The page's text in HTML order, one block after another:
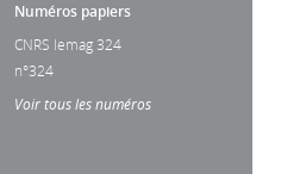
Numéros papiers
CNRS lemag 324
n°324
Voir tous les numéros